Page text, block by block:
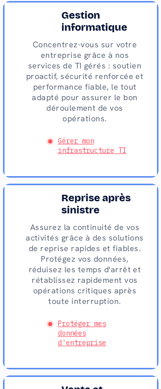
Gestion
informatique
Concentrez-vous sur votre
entreprise grâce à nos
services de TI gérés : soutien
proactif, sécurité renforcée et
performance fiable, le tout
adapté pour assurer le bon
déroulement de vos
opérations.
Gérer mon
infrastructure TI
Reprise après
sinistre
Assurez la continuité de vos
activités grâce à des solutions
de reprise rapides et fiables.
Protégez vos données,
réduisez les temps d'arrêt et
rétablissez rapidement vos
opérations critiques après
toute interruption.
Protéger mes
données
d'entreprise